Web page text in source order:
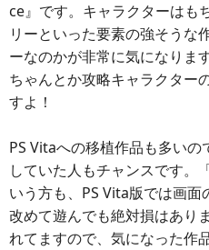
ce』です。キャラクターはも
リーといった要素の強そうな
ーなのかが非常に気になりま
ちゃんとか攻略キャラクター
すよ！
PS Vitaへの移植作品も多い
していた人もチャンスです。
いう方も、PS Vita版では画面
改めて遊んでも絶対損はあり
れてますので、気になった作